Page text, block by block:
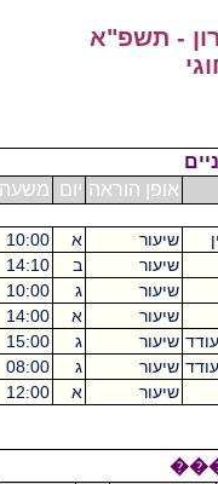
- תשפ"א
אופן הוראה יום משעה
שיעור א 10:00
שיעור
ב 14:10
שיעור
ג 10:00
שיעור
א 14:00
שיעור ג 15:00
שיעור ג 08:00
שיעור
א 12:00